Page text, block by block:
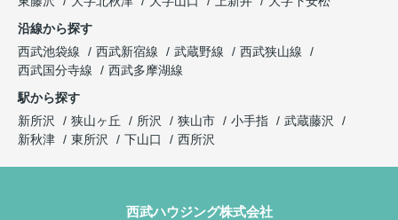
沿線から探す
西武池袋線
西武新宿線 武蔵野線
西武狭山線
西武国分寺線
西武多摩湖線
駅から探す
新所沢
狭山ヶ丘 所沢 狭山市 小手指
武蔵藤沢
新秋津
東所沢 下山口 西所沢
西武ハウジング株式会社